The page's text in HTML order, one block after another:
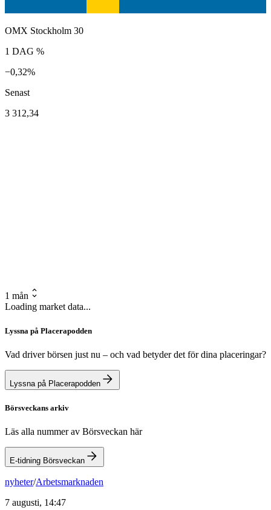
OMX Stockholm 30
1 DAG %
−0,32%
Senast
3 312,34
1 mån
Loading market data...
Lyssna på Placerapodden
Vad driver börsen just nu – och vad betyder det för dina placeringar?
Lyssna på Placerapodden
Börsveckans arkiv
Läs alla nummer av Börsveckan här
E-tidning Börsveckan
nyheter/Arbetsmarknaden
7 augusti, 14:47